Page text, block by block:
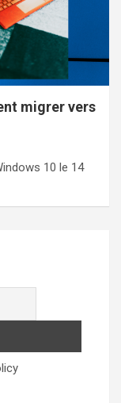
migrer vers
10 le 14